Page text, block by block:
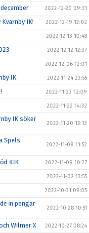
2022-12-20 09:31
IK! 2022-12-19 12:02
2022-12-13 10:48
2022-12-12 12:37
2022-12-06 12:01
IK 2022-11-24 23:55
2022-11-23 12:09
2022-11-22 14:32
IK söker
2022-11-20 13:13
Spels
2022-11-09 11:52
KIK 2022-11-09 10:27
2022-11-02 13:55
2022-10-31 09:05
in pengar
2022-10-28 10:51
Wilmer X 2022-10-27 08:24